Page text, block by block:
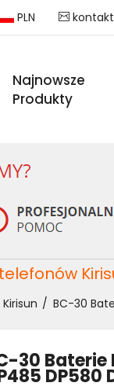
PLN
Najnowsze
Produkty
Kirisun BC-30
30 Baterie
DP580